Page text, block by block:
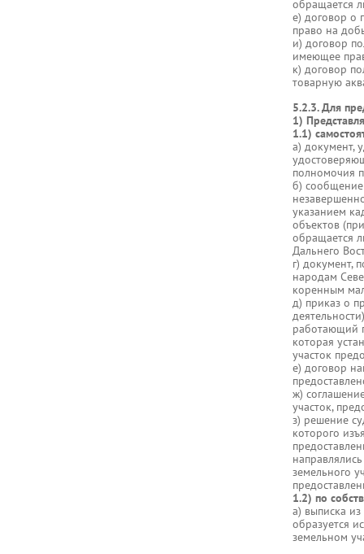
обращается
е) договор о
право на
и) договор
имеющее
к) договор
товарную
5.2.3. Для
1)
1.1)
а) документ,
полномочия
б) сообщение
указанием
объектов
обращается
Дальнего
г) документ,
народам
коренным
д) приказ о
работающий
которая
участок
е) договор
ж)
участок,
з) решение
которого
земельного
1.2) по
а) выписка
образуется
земельном